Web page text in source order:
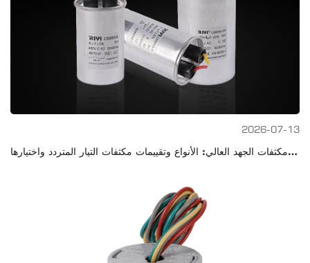
2026-07-13
دليل مكثفات الجهد العالي: الأنواع وتقييمات مكثفات التيار المتردد واختيارها